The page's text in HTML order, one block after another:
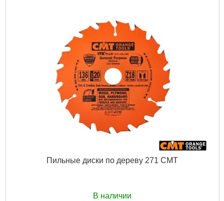
2 штуки
40 мм
пластиковый кейс
2,48 кг
Габариты упаковки: 335x195x60 мм
2,200 г
Подробнее...
Пильные диски по дереву 271 CMT
В наличии